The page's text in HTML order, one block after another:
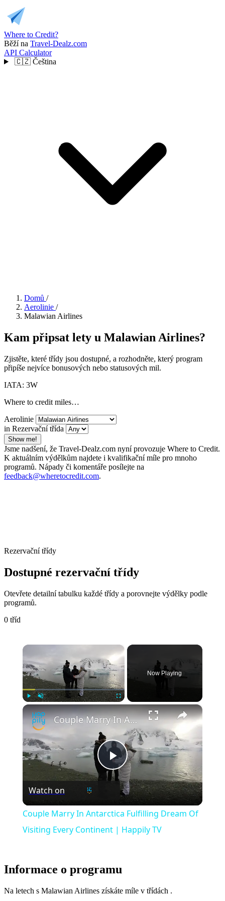
Where to Credit?
Běží na Travel-Dealz.com
API Calculator
🇨🇿 Čeština
Domů /
Aerolinie /
Malawian Airlines
Kam připsat lety u Malawian Airlines?
Zjistěte, které třídy jsou dostupné, a rozhodněte, který program
připíše nejvíce bonusových nebo statusových mil.
IATA: 3W
Where to credit miles…
Aerolinie
in Rezervační třída
Show me!
Jsme nadšení, že Travel-Dealz.com nyní provozuje Where to Credit.
K aktuálním výdělkům najdete i kvalifikační míle pro mnoho
programů. Nápady či komentáře posílejte na
feedback@wheretocredit.com.
Rezervační třídy
Dostupné rezervační třídy
Otevřete detailní tabulku každé třídy a porovnejte výdělky podle
programů.
0 tříd
×
Now Playing
×
Play
Video
Couple Marry In Antarctica Fulfilling Dream Of Visiting Every Continent | Happily TV
Watch on
Couple Marry In Antarctica Fulfilling Dream Of
Visiting Every Continent | Happily TV
Informace o programu
Na letech s Malawian Airlines získáte míle v třídách .